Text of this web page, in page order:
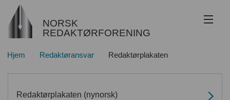
NORSK
REDAKTØRFORENING
Om NR
Hjem Redaktøransvar Redaktørplakaten
Redaktørplakaten (nynorsk)